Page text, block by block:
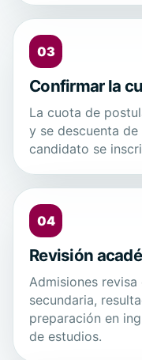
03
Confirmar la
La cuota de
y se descuenta
candidato se
04
Revisión
Admisiones
secundaria,
preparación en
de estudios.